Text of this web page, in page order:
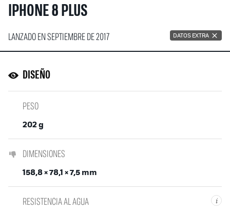
IPHONE 8 PLUS
LANZADO EN SEPTIEMBRE DE 2017 DATOS EXTRA
DISEÑO
PESO
202 g
DIMENSIONES
158,8 × 78,1 × 7,5 mm
i
RESISTENCIA AL AGUA